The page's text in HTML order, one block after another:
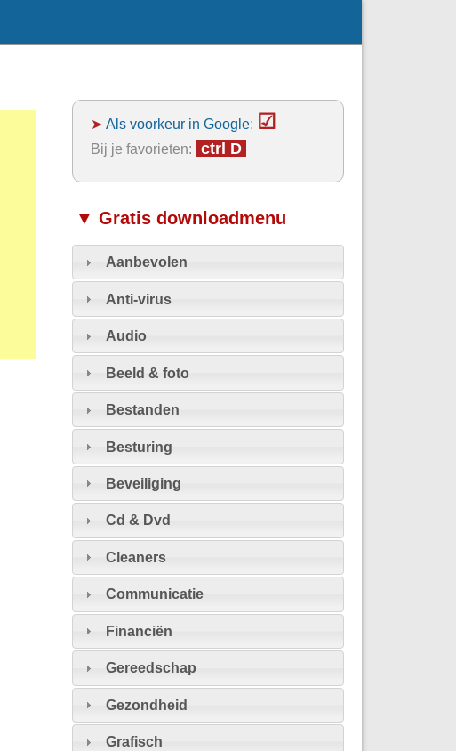
➤Als voorkeur in Google: ☑
Bij je favorieten: ctrl D
▼ Gratis downloadmenu
Aanbevolen
Anti-virus
Audio
Beeld & foto
Bestanden
Besturing
Beveiliging
Cd & Dvd
Cleaners
Communicatie
Financiën
Gereedschap
Gezondheid
Grafisch